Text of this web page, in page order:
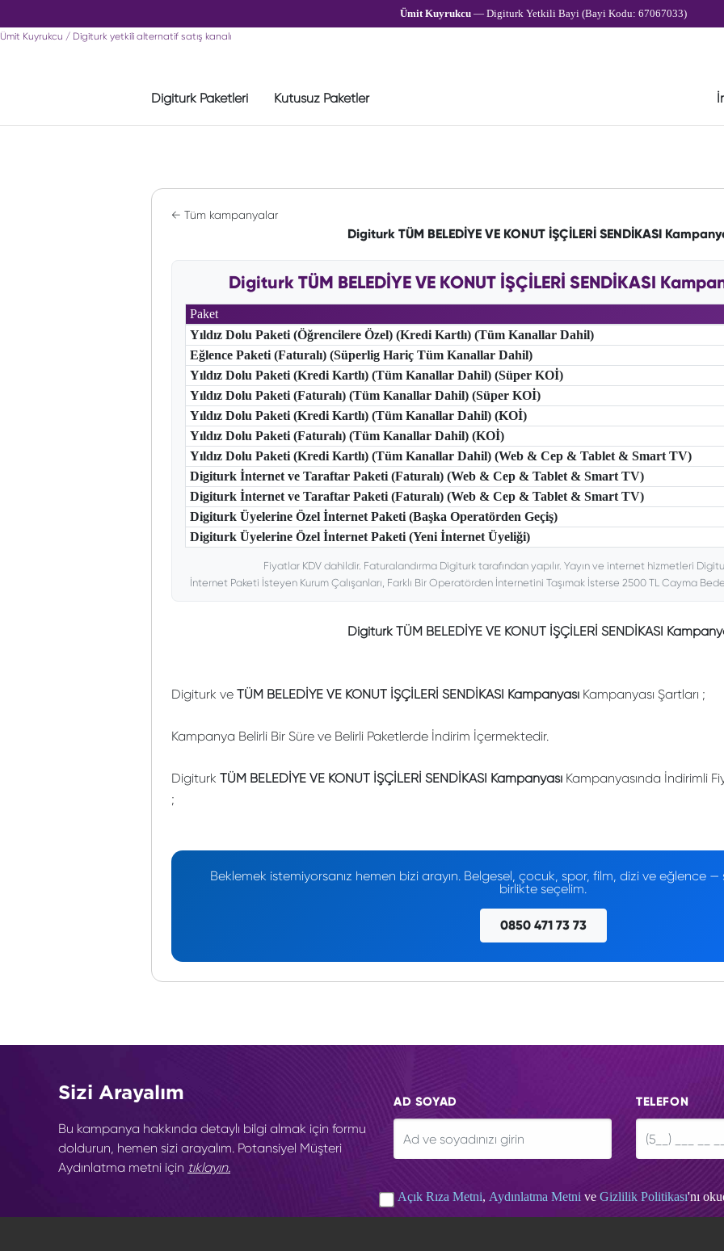
Ümit Kuyrukcu— Digiturk Yetkili Bayi (Bayi Kodu: 67067033)
Ümit Kuyrukcu / Digiturk yetkili alternatif satış kanalı
Digiturk Paketleri Kutusuz Paketler
← Tüm kampanyalar
Digiturk TÜM BELEDİYE VE KONUT İŞÇİLERİ SENDİKASI
Digiturk TÜM BELEDİYE VE KONUT İŞÇİLERİ SENDİKASI
Paket
Yıldız Dolu Paketi (Öğrencilere Özel) (Kredi Kartlı) (Tüm Kanallar Dahil)
Eğlence Paketi (Faturalı) (Süperlig Hariç Tüm Kanallar Dahil)
Yıldız Dolu Paketi (Kredi Kartlı) (Tüm Kanallar Dahil) (Süper KOİ)
Yıldız Dolu Paketi (Faturalı) (Tüm Kanallar Dahil) (Süper KOİ)
Yıldız Dolu Paketi (Kredi Kartlı) (Tüm Kanallar Dahil) (KOİ)
Yıldız Dolu Paketi (Faturalı) (Tüm Kanallar Dahil) (KOİ)
Yıldız Dolu Paketi (Kredi Kartlı) (Tüm Kanallar Dahil) (Web & Cep & Tablet & Smart TV)
Digiturk İnternet ve Taraftar Paketi (Faturalı) (Web & Cep & Tablet & Smart TV)
Digiturk İnternet ve Taraftar Paketi (Faturalı) (Web & Cep & Tablet & Smart TV)
Digiturk Üyelerine Özel İnternet Paketi (Başka Operatörden Geçiş)
Digiturk Üyelerine Özel İnternet Paketi (Yeni İnternet Üyeliği)
Fiyatlar KDV dahildir. Faturalandırma Digiturk tarafından yapılır. Yayın ve internet hizmetleri
İnternet Paketi İsteyen Kurum Çalışanları, Farklı Bir Operatörden İnternetini Taşımak İsterse 2500 TL Cayma
Digiturk TÜM BELEDİYE VE KONUT İŞÇİLERİ SENDİKASI
Digiturk ve TÜM BELEDİYE VE KONUT İŞÇİLERİ SENDİKASI Kampanyası Kampanyası Şartları ;
Kampanya Belirli Bir Süre ve Belirli Paketlerde İndirim İçermektedir.
Digiturk TÜM BELEDİYE VE KONUT İŞÇİLERİ SENDİKASI Kampanyası Kampanyasında İndirimli
;
Beklemek istemiyorsanız hemen bizi arayın. Belgesel, çocuk, spor, film, dizi ve eğlence
birlikte seçelim.
0850 471 73 73
Sizi Arayalım
Bu kampanya hakkında detaylı bilgi almak için formu
doldurun, hemen sizi arayalım. Potansiyel Müşteri
Aydınlatma metni için tıklayın.
AD SOYAD TELEFON
Açık Rıza Metni, Aydınlatma Metni ve Gizlilik Politikası'nı